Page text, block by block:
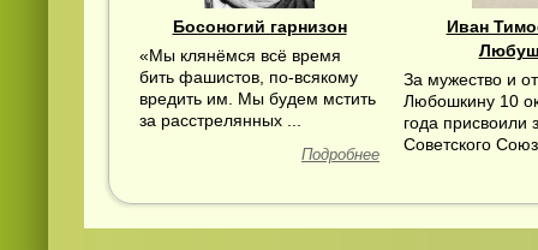
Босоногий гарнизон
«Мы клянёмся всё время
бить фашистов, по-всякому
вредить им. Мы будем мстить
за расстрелянных ...
Подробнее
Иван
За мужество и
Любошкину 10
года присвоили
Советского